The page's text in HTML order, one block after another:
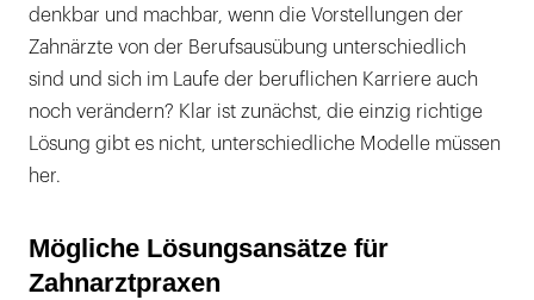
denkbar und machbar, wenn die Vorstellungen der
Zahnärzte von der Berufsausübung unterschiedlich
sind und sich im Laufe der beruflichen Karriere auch
noch verändern? Klar ist zunächst, die einzig richtige
Lösung gibt es nicht, unterschiedliche Modelle müssen
her.
Mögliche Lösungsansätze für
Zahnarztpraxen